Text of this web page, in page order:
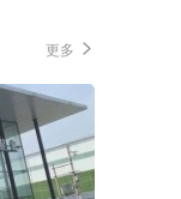
更多